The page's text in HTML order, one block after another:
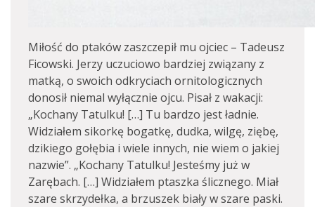
Miłość do ptaków zaszczepił mu ojciec – Tadeusz
Ficowski. Jerzy uczuciowo bardziej związany z
matką, o swoich odkryciach ornitologicznych
donosił niemal wyłącznie ojcu. Pisał z wakacji:
„Kochany Tatulku! […] Tu bardzo jest ładnie.
Widziałem sikorkę bogatkę, dudka, wilgę, ziębę,
dzikiego gołębia i wiele innych, nie wiem o jakiej
nazwie”. „Kochany Tatulku! Jesteśmy już w
Zarębach. […] Widziałem ptaszka ślicznego. Miał
szare skrzydełka, a brzuszek biały w szare paski.